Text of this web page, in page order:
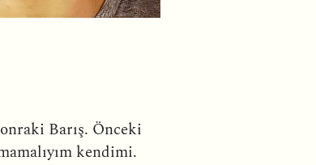
Barış. Önceki
kendimi.